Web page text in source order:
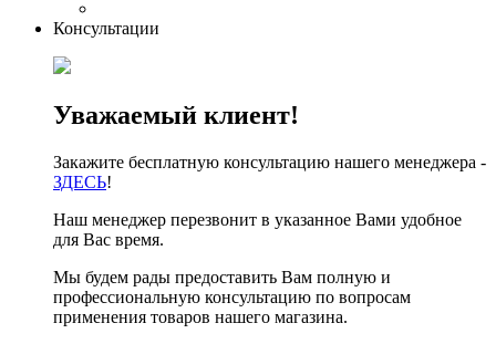
Консультации
Уважаемый клиент!
Закажите бесплатную консультацию нашего менеджера -
ЗДЕСЬ!
Наш менеджер перезвонит в указанное Вами удобное
для Вас время.
Мы будем рады предоставить Вам полную и
профессиональную консультацию по вопросам
применения товаров нашего магазина.